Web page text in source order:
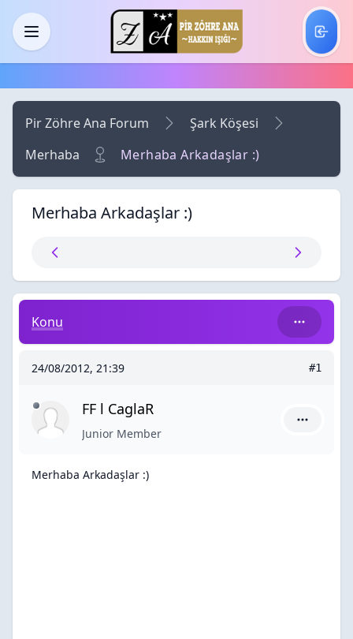
Skip to main content
Menü
Pir Zöhre Ana Forum
Şark Köşesi
Merhaba
Merhaba Arkadaşlar :)
Merhaba Arkadaşlar :)
Merhaba Arkadaşlar :)
Konu
24/08/2012, 21:39 #1
FF l CaglaR
Junior Member
Merhaba Arkadaşlar :)